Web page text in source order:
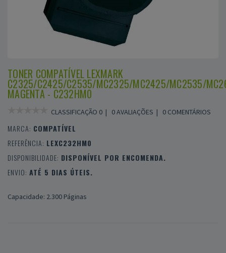
TONER COMPATÍVEL LEXMARK
C2325/C2425/C2535/MC2325/MC2425/MC2535/
MAGENTA - C232HM0
CLASSIFICAÇÃO 0 | 0 AVALIAÇÕES | 0 COMENTÁRIOS
MARCA: COMPATÍVEL
REFERÊNCIA: LEXC232HM0
DISPONIBILIDADE: DISPONÍVEL POR ENCOMENDA.
ENVIO: ATÉ 5 DIAS ÚTEIS.
Capacidade: 2.300 Páginas